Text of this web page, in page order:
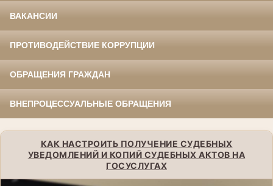
ВАКАНСИИ
ПРОТИВОДЕЙСТВИЕ КОРРУПЦИИ
ОБРАЩЕНИЯ ГРАЖДАН
ВНЕПРОЦЕССУАЛЬНЫЕ ОБРАЩЕНИЯ
КАК НАСТРОИТЬ ПОЛУЧЕНИЕ СУДЕБНЫХ
УВЕДОМЛЕНИЙ И КОПИЙ СУДЕБНЫХ АКТОВ НА
ГОСУСЛУГАХ